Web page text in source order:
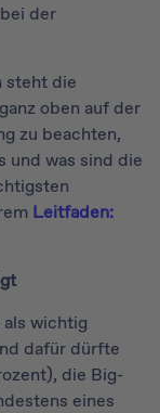
der
steht die
oben auf der
zu beachten,
und was sind die
Leitfaden:
als wichtig
dafür dürfte
die Big-
eines